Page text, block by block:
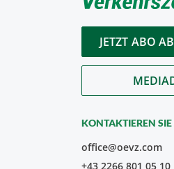
JETZT ABO
KONTAKTIEREN
office@oevz.com
+43 2266 801 05 10